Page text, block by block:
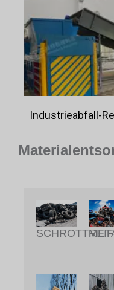
Industrieabfall-